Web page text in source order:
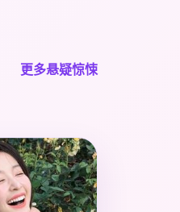
更多悬疑惊悚